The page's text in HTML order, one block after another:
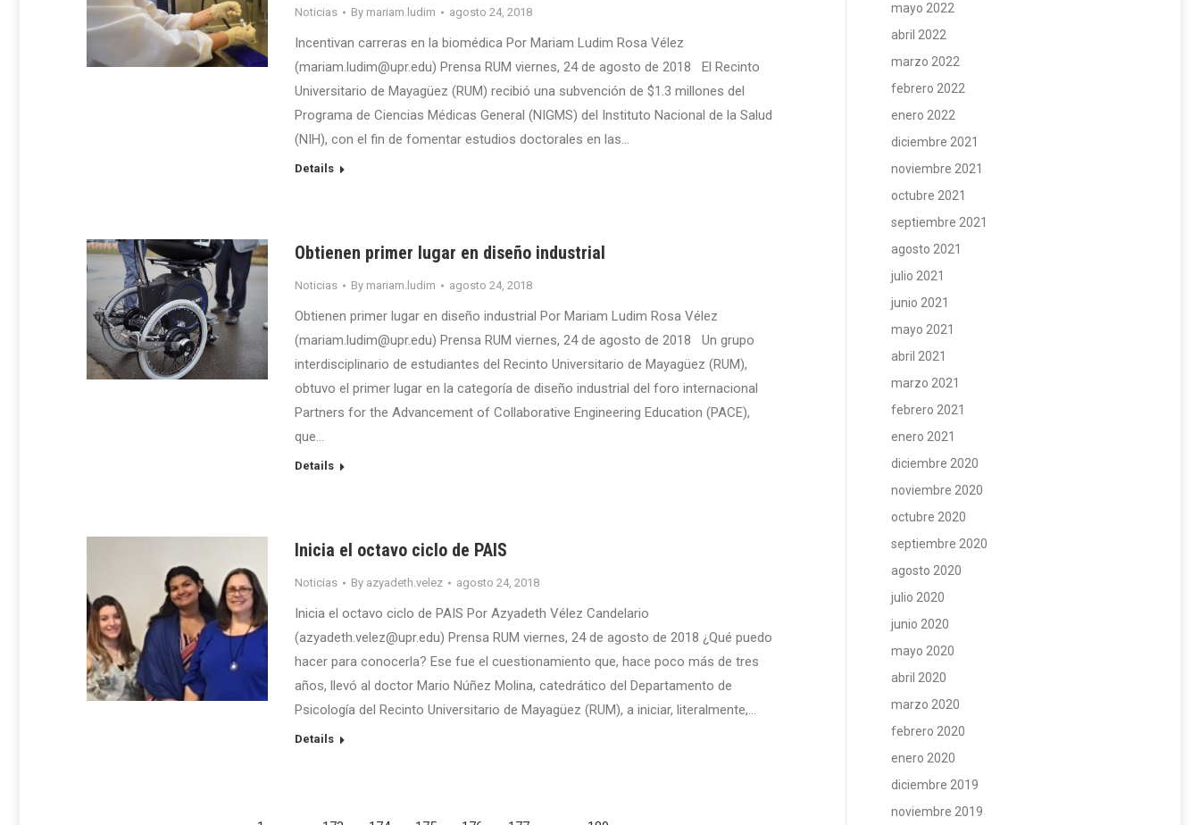
Noticias By mariam.ludim agosto 24, 2018
Incentivan carreras en la biomédica Por Mariam Ludim Rosa Vélez
(mariam.ludim@upr.edu) Prensa RUM viernes, 24 de agosto de 2018 El Recinto
Universitario de Mayagüez (RUM) recibió una subvención de $1.3 millones del
Programa de Ciencias Médicas General (NIGMS) del Instituto Nacional de la Salud
(NIH), con el fin de fomentar estudios doctorales en las…
Details
Obtienen primer lugar en diseño industrial
Noticias By mariam.ludim agosto 24, 2018
Obtienen primer lugar en diseño industrial Por Mariam Ludim Rosa Vélez
(mariam.ludim@upr.edu) Prensa RUM viernes, 24 de agosto de 2018 Un grupo
interdisciplinario de estudiantes del Recinto Universitario de Mayagüez (RUM),
obtuvo el primer lugar en la categoría de diseño industrial del foro internacional
Partners for the Advancement of Collaborative Engineering Education (PACE),
que…
Details
Inicia el octavo ciclo de PAIS
Noticias By azyadeth.velez agosto 24, 2018
Inicia el octavo ciclo de PAIS Por Azyadeth Vélez Candelario
(azyadeth.velez@upr.edu) Prensa RUM viernes, 24 de agosto de 2018 ¿Qué puedo
hacer para conocerla? Ese fue el cuestionamiento que, hace poco más de tres
años, llevó al doctor Mario Núñez Molina, catedrático del Departamento de
Psicología del Recinto Universitario de Mayagüez (RUM), a iniciar, literalmente,…
Details
mayo 2022
abril 2022
marzo 2022
febrero 2022
enero 2022
diciembre 2021
noviembre 2021
octubre 2021
septiembre 2021
agosto 2021
julio 2021
junio 2021
mayo 2021
abril 2021
marzo 2021
febrero 2021
enero 2021
diciembre 2020
noviembre 2020
octubre 2020
septiembre 2020
agosto 2020
julio 2020
junio 2020
mayo 2020
abril 2020
marzo 2020
febrero 2020
enero 2020
diciembre 2019
noviembre 2019